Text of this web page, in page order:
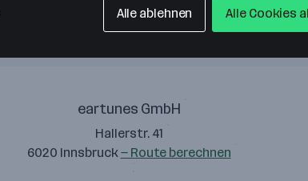
eartunes GmbH
Hallerstr. 41
6020 Innsbruck— Route berechnen
Alle ablehnen Alle Cookies